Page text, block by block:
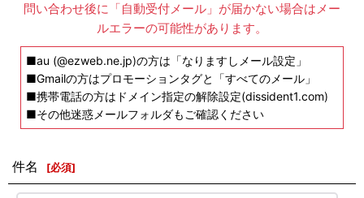
問い合わせ後に「自動受付メール」が届かない場合はメー
ルエラーの可能性があります。
■au (@ezweb.ne.jp)の方は「なりますしメール設定」
■Gmailの方はプロモーションタグと「すべてのメール」
■携帯電話の方はドメイン指定の解除設定(dissident1.com)
■その他迷惑メールフォルダもご確認ください
件名 [必須]